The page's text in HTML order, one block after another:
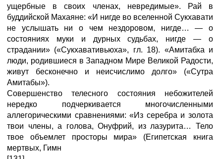
ущербные в своих членах, невредимые». Рай в
буддийской Махаяне: «И нигде во вселенной Сукхавати
не услышать ни о чем нездоровом, нигде… — о
состояниях муки и дурных судьбах, нигде — о
страдании» («Сукхавативьюха», гл. 18). «Амитабха и
люди, родившиеся в Западном Мире Великой Радости,
живут бесконечно и неисчислимо долго» («Сутра
Амитабы»).
Совершенство телесного состояния небожителей
нередко подчеркивается многочисленными
аллегорическими сравнениями: «Из серебра и золота
твои члены, а голова, Онуфрий, из лазурита… Тело
твое объемлет просторы мира» (Египетская книга
мертвых, Гимн